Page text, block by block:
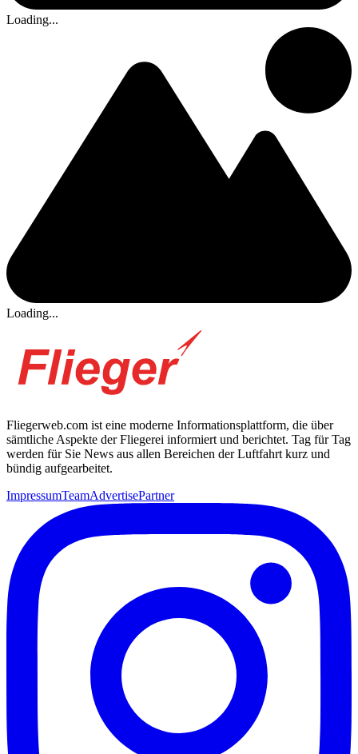
Loading...
Loading...
Fliegerweb.com ist eine moderne Informationsplattform, die über
sämtliche Aspekte der Fliegerei informiert und berichtet. Tag für Tag
werden für Sie News aus allen Bereichen der Luftfahrt kurz und
bündig aufgearbeitet.
ImpressumTeamAdvertisePartner